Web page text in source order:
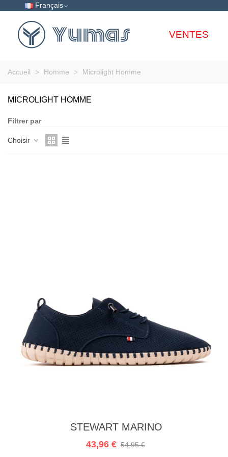
Français
VENTES
Accueil > Homme > Microlight Homme
MICROLIGHT HOMME
Filtrer par
Choisir
Aperçu rapide
STEWART MARINO
43,96 € 54,95 €